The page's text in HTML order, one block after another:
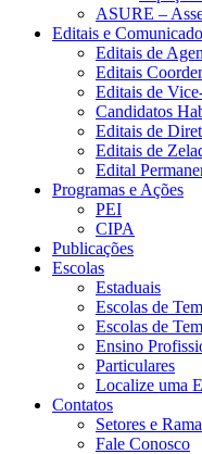
ASURE –
Editais e
Editais de
Editais
Editais de
Candidatos
Editais de
Editais de
Edital
Programas e Ações
PEI
CIPA
Publicações
Escolas
Estaduais
Escolas de
Escolas de
Ensino
Particulares
Localize uma
Contatos
Setores e
Fale Conosco